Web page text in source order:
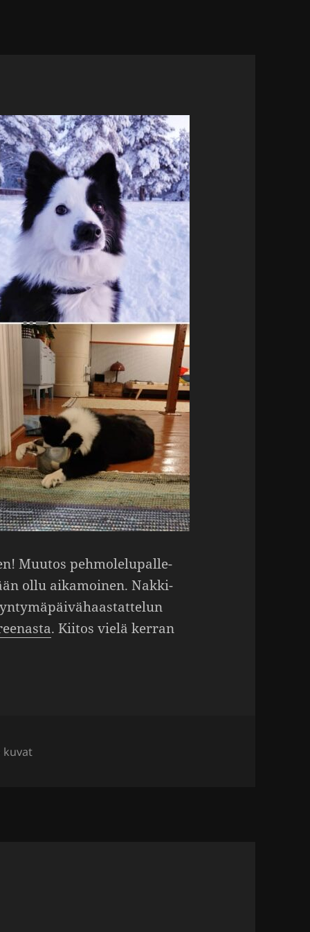
Muutos pehmo­le­lu­pal­le­
ollu aika­moinen. Nakki­
. Kiitos vielä kerran
Kategoriat
kuvat